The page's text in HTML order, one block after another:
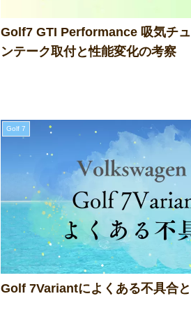
Golf7 GTI Performance 吸気チ
ンテーク取付と性能変化の考察
Golf 7
Golf 7Variantによくある不具合